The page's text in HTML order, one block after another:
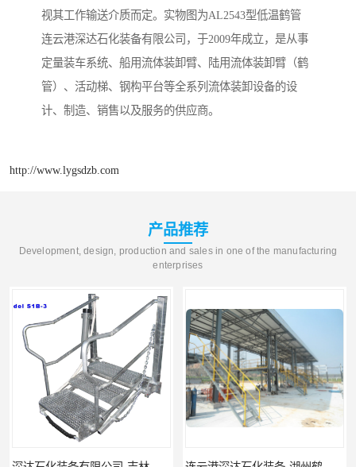
视其工作输送介质而定。实物图为AL2543型低温鹤管
连云港深达石化装备有限公司，于2009年成立，是从事
定量装车系统、船用流体装卸臂、陆用流体装卸臂（鹤
管）、活动梯、钢构平台等全系列流体装卸设备的设
计、制造、销售以及服务的供应商。
http://www.lygsdzb.com
产品推荐
Development, design, production and sales in one of the manufacturing
enterprises